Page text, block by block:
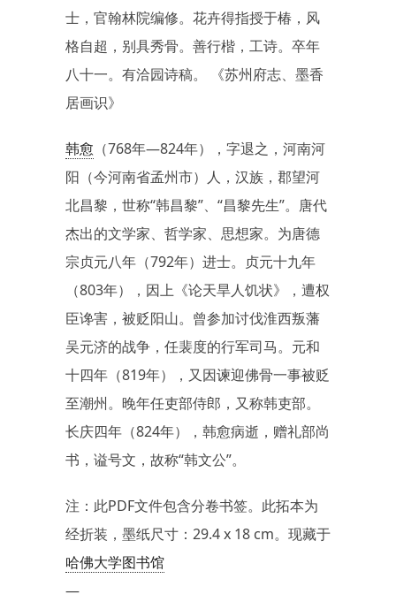
士，官翰林院编修。花卉得指授于椿，风
格自超，别具秀骨。善行楷，工诗。卒年
八十一。有洽园诗稿。 《苏州府志、墨香
居画识》
韩愈 （768年—824年），字退之，河南河
阳（今河南省孟州市）人，汉族，郡望河
北昌黎，世称“韩昌黎”、“昌黎先生”。唐代
杰出的文学家、哲学家、思想家。为唐德
宗贞元八年（792年）进士。贞元十九年
（803年），因上《论天旱人饥状》，遭权
臣谗害，被贬阳山。曾参加讨伐淮西叛藩
吴元济的战争，任裴度的行军司马。元和
十四年（819年），又因谏迎佛骨一事被贬
至潮州。晚年任吏部侍郎，又称韩吏部。
长庆四年（824年），韩愈病逝，赠礼部尚
书，谥号文，故称“韩文公”。
注：此PDF文件包含分卷书签。此拓本为
经折装，墨纸尺寸：29.4 x 18 cm。现藏于
哈佛大学图书馆